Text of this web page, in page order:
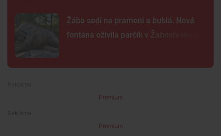
Žába sedí na prameni a bublá. Nová
fontána oživila parčík v Žabovřeskách
Premium
Premium